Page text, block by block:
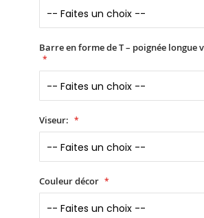
Barre en forme de T – poignée
Viseur:
Couleur décor